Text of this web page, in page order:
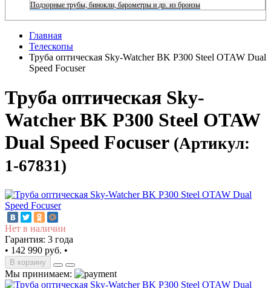
Подзорные трубы, бинокли, барометры и др. из бронзы
Главная
Телескопы
Труба оптическая Sky-Watcher BK P300 Steel OTAW Dual
Speed Focuser
Труба оптическая Sky-
Watcher BK P300 Steel OTAW
Dual Speed Focuser (Артикул:
1-67831)
Нет в наличии
Гарантия: 3 года
• 142 990 руб. •
В корзину
Мы принимаем: